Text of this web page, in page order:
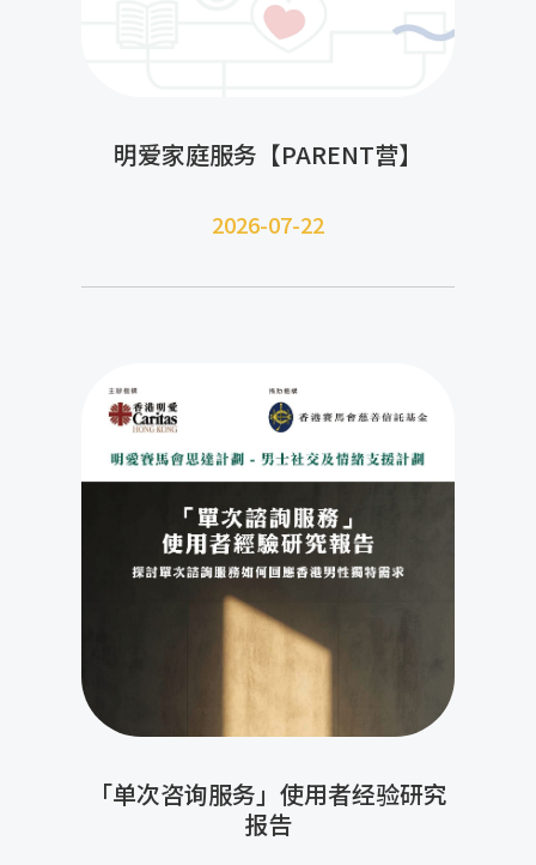
明爱家庭服务【PARENT营】
2026-07-22
「单次咨询服务」使用者经验研究
报告